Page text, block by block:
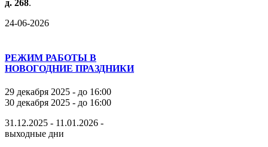
д. 268.
24-06-2026
РЕЖИМ РАБОТЫ В
НОВОГОДНИЕ ПРАЗДНИКИ
29 декабря 2025 - до 16:00
30 декабря 2025 - до 16:00
31.12.2025 - 11.01.2026 -
выходные дни